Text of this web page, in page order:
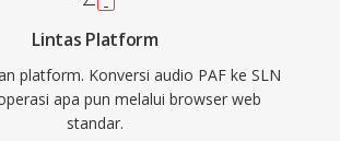
Lintas Platform
platform. Konversi audio PAF ke SLN
apa pun melalui browser web
standar.